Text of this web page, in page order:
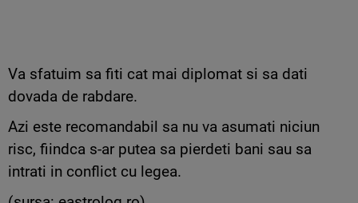
Va sfatuim sa fiti cat mai diplomat si sa dati
dovada de rabdare.
Azi este recomandabil sa nu va asumati niciun
risc, fiindca s-ar putea sa pierdeti bani sau sa
intrati in conflict cu legea.